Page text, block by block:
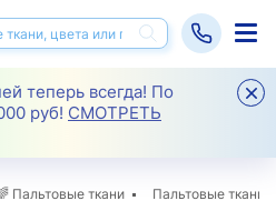
теперь всегда! По
руб! СМОТРЕТЬ
Пальтовые ткани Пальтовые ткани